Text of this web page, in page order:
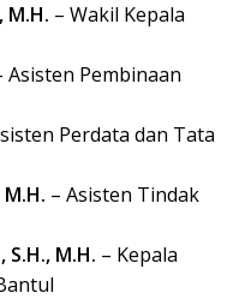
M.H. – Wakil Kepala
Asisten Pembinaan
Perdata dan Tata
– Asisten Tindak
M.H. – Kepala